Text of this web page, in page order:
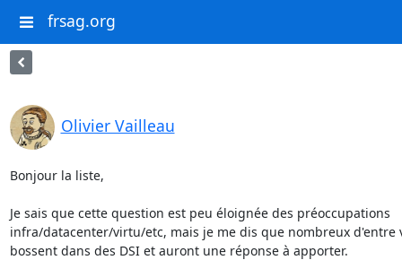
frsag.org
Olivier Vailleau
Bonjour la liste,
Je sais que cette question est peu éloignée des préoccupations
infra/datacenter/virtu/etc, mais je me dis que nombreux d'entre
bossent dans des DSI et auront une réponse à apporter.